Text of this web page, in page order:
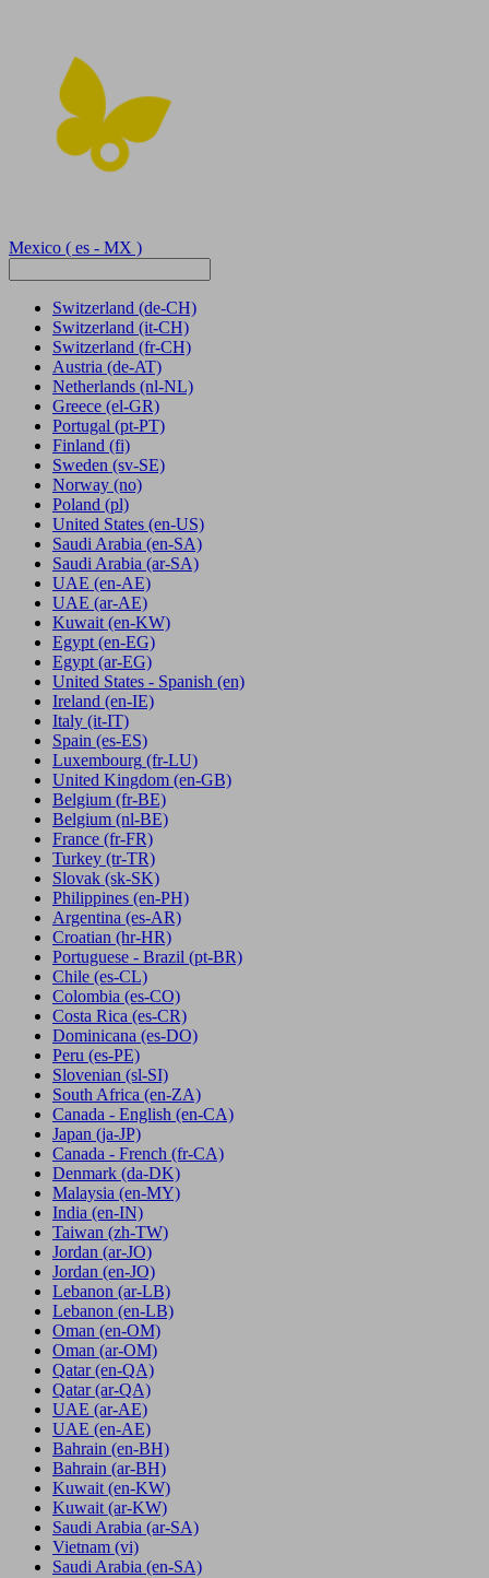
Mexico ( es - MX )
Switzerland (de-CH)
Switzerland (it-CH)
Switzerland (fr-CH)
Austria (de-AT)
Netherlands (nl-NL)
Greece (el-GR)
Portugal (pt-PT)
Finland (fi)
Sweden (sv-SE)
Norway (no)
Poland (pl)
United States (en-US)
Saudi Arabia (en-SA)
Saudi Arabia (ar-SA)
UAE (en-AE)
UAE (ar-AE)
Kuwait (en-KW)
Egypt (en-EG)
Egypt (ar-EG)
United States - Spanish (en)
Ireland (en-IE)
Italy (it-IT)
Spain (es-ES)
Luxembourg (fr-LU)
United Kingdom (en-GB)
Belgium (fr-BE)
Belgium (nl-BE)
France (fr-FR)
Turkey (tr-TR)
Slovak (sk-SK)
Philippines (en-PH)
Argentina (es-AR)
Croatian (hr-HR)
Portuguese - Brazil (pt-BR)
Chile (es-CL)
Colombia (es-CO)
Costa Rica (es-CR)
Dominicana (es-DO)
Peru (es-PE)
Slovenian (sl-SI)
South Africa (en-ZA)
Canada - English (en-CA)
Japan (ja-JP)
Canada - French (fr-CA)
Denmark (da-DK)
Malaysia (en-MY)
India (en-IN)
Taiwan (zh-TW)
Jordan (ar-JO)
Jordan (en-JO)
Lebanon (ar-LB)
Lebanon (en-LB)
Oman (en-OM)
Oman (ar-OM)
Qatar (en-QA)
Qatar (ar-QA)
UAE (ar-AE)
UAE (en-AE)
Bahrain (en-BH)
Bahrain (ar-BH)
Kuwait (en-KW)
Kuwait (ar-KW)
Saudi Arabia (ar-SA)
Vietnam (vi)
Saudi Arabia (en-SA)